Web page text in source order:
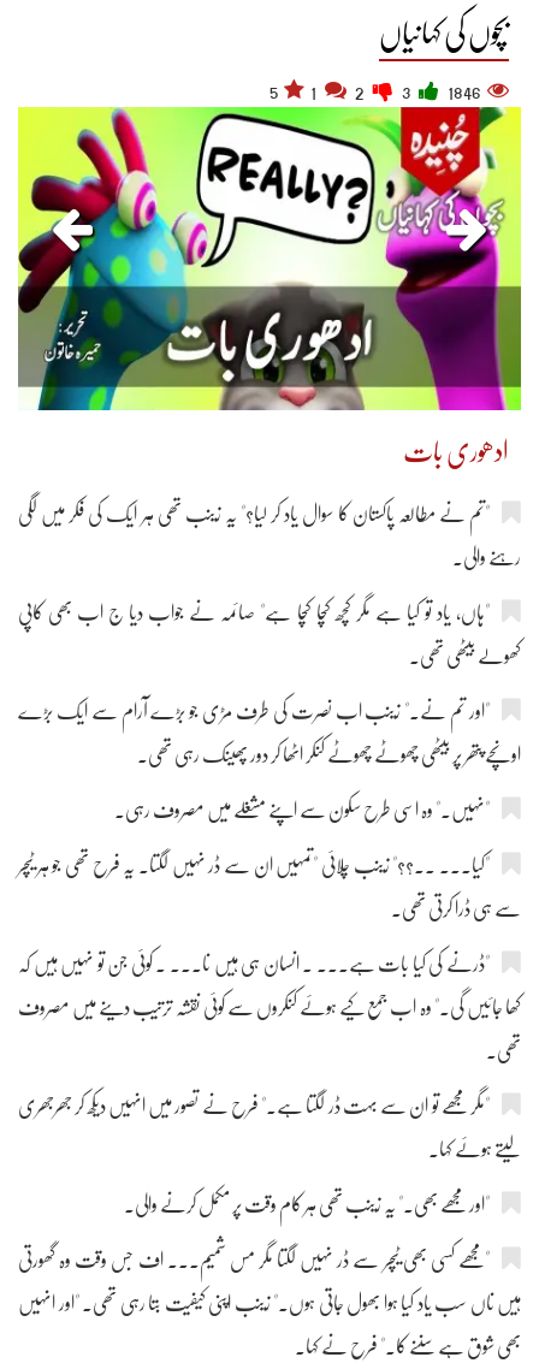
بچوں کی کہانیاں
1846
5
ادھوری بات
"تم نے مطالعہ پاکستان کا سوال یاد کر لیا؟" یہ زینب تھی ہر ایک کی فکر میں لگی
رہنے والی۔
"ہاں، یاد تو کیا ہے مگر کچھ کچا کچا ہے" صائمہ نے جواب دیا ج اب بھی کاپی
کھولے بیٹھی تھی۔
"اور تم نے۔" زینب اب نصرت کی طرف مڑی جو بڑے آرام سے ایک بڑے
اونچے پتھر پر بیٹھی چھوٹے چھوٹے کنکر اٹھا کر دور پھینک رہی تھی۔
"نہیں۔" وہ اسی طرح سکون سے اپنے مشغلے میں مصروف رہی۔
"کیا۔۔۔ ۔۔؟؟" زینب چلائی "تمہیں ان سے ڈر نہیں لگتا۔ یہ فرح تھی جو ہر ٹیچر
سے ہی ڈرا کرتی تھی۔
"ڈرنے کی کیا بات ہے۔۔۔ ۔ انسان ہی ہیں نا۔۔۔ ۔ کوئی جن تو نہیں ہیں کہ
کھا جائیں گی۔" وہ اب جمع کیے ہوئے کنکروں سے کوئی نقشہ ترتیب دینے میں مصروف
تھی۔
"مگر مجھے تو ان سے بہت ڈر لگتا ہے۔" فرح نے تصور میں انہیں دیکھ کر جھرجھری
لیتے ہوئے کہا۔
"اور مجھے بھی۔" یہ زینب تھی ہر کام وقت پر مکمل کرنے والی۔
"مجھے کسی بھی ٹیچر سے ڈر نہیں لگتا مگر مس شمیم۔۔۔ اف جس وقت وہ گھورتی
ہیں ناں سب یاد کیا ہوا بھول جاتی ہوں۔" زینب اپنی کیفیت بتا رہی تھی۔ "اور انہیں
بھی شوق ہے سننے کا۔" فرح نے کہا۔